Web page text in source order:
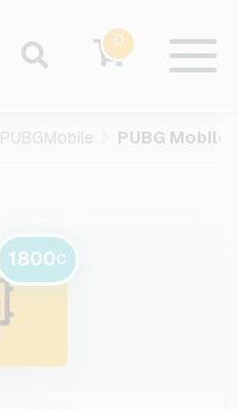
0
PUBGMobile
1800C